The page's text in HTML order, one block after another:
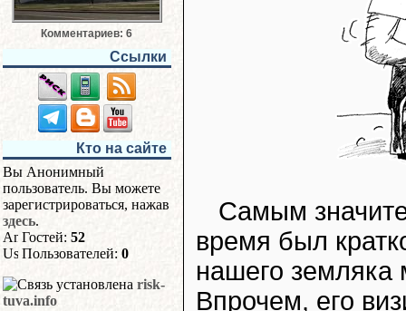
Комментариев: 6
Ссылки
Кто на сайте
Вы Анонимный
пользователь. Вы можете
зарегистрироваться, нажав
здесь.
Гостей: 52
Пользователей: 0
risk-
tuva.info
Самым
время был
нашего
Впрочем, его